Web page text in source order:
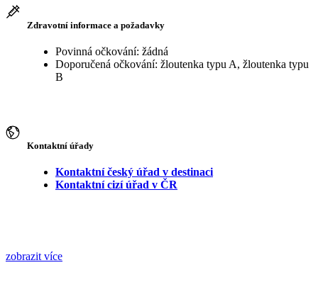
Zdravotní informace a požadavky
Povinná očkování: žádná
Doporučená očkování: žloutenka typu A, žloutenka typu
B
Kontaktní úřady
Kontaktní český úřad v destinaci
Kontaktní cizí úřad v ČR
zobrazit více